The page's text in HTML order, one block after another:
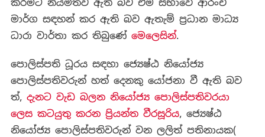
මාර්ග සඳහන් කර ඇති බව ඇතැම් ප්‍රධාන මාධ්‍ය
ධාරා වාර්තා කර තිබුණේ මෙලෙසින්.
පොලිස්පති ධූරය සඳහා ජ්‍යෙෂ්ඨ නියෝජ්‍ය
පොලිස්පතිවරුන් හත් දෙනකු යෝජනා වී ඇති බව
ත්, දැනට වැඩ බලන නියෝජ්‍ය පොලිස්පතිවරයා
ලෙස කටයුතු කරන ප්‍රියන්ත වීරසූරිය, ජ්‍යෙෂ්ඨ
නියෝජ්‍ය පොලිස්පතිවරුන් වන ලලිත් පතිනායක(